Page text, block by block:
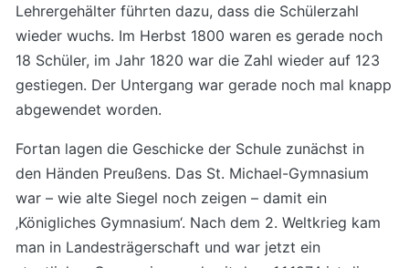
Lehrergehälter führten dazu, dass die Schülerzahl
wieder wuchs. Im Herbst 1800 waren es gerade noch
18 Schüler, im Jahr 1820 war die Zahl wieder auf 123
gestiegen. Der Untergang war gerade noch mal knapp
abgewendet worden.
Fortan lagen die Geschicke der Schule zunächst in
den Händen Preußens. Das St. Michael-Gymnasium
war – wie alte Siegel noch zeigen – damit ein
‚Königliches Gymnasium‘. Nach dem 2. Weltkrieg kam
man in Landesträgerschaft und war jetzt ein